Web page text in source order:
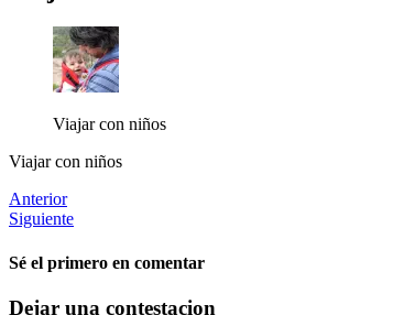
Viajar con niños
Viajar con niños
Anterior
Siguiente
Sé el primero en comentar
Dejar una contestacion